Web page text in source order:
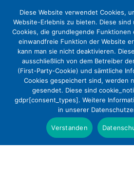
Dem Tod einen Platz
geben
Presse
Diese Website verwendet Cookies,
Website-Erlebnis zu bieten. Diese
Cookies, die grundlegende
einwandfreie Funktion der Website
kann man sie nicht deaktivieren.
ausschließlich von dem Betreiber
(First-Party-Cookie) und sämtliche
Cookies gespeichert sind, werden
gesendet. Diese sind
gdpr[consent_types]. Weitere
in unserer
Verstanden